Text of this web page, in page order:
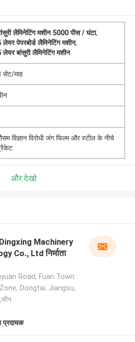
लैमिनेटिंग मशीन 5000 पीस / घंटा,
लेयर पेपरबोर्ड लैमिनेटिंग मशीन,
लेयर बांसुरी लैमिनेटिंग मशीन
सेट/माह
विज्ञान विरोधी जंग फिल्म और स्टील के नीचे
और देखो
Machinery
Co., Ltd निर्माता
Road, Fuan Town
Dongtai, Jiangsu,
प्रदायक